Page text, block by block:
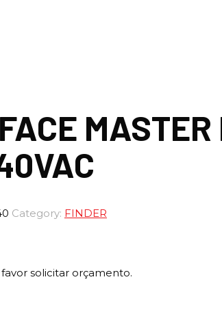
Category: FINDER
solicitar orçamento.